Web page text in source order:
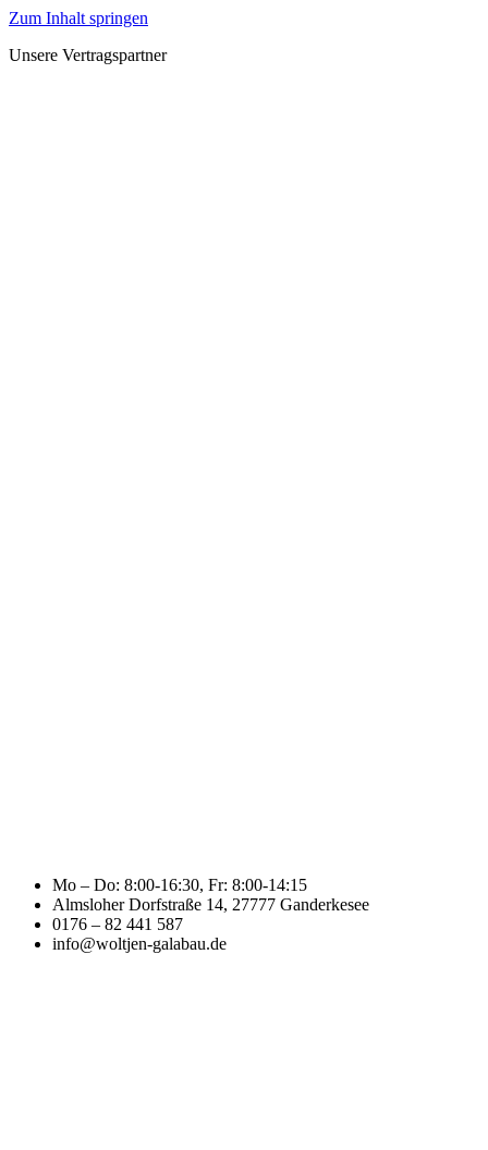
Zum Inhalt springen
Unsere Vertragspartner
Mo – Do: 8:00-16:30, Fr: 8:00-14:15
Almsloher Dorfstraße 14, 27777 Ganderkesee
0176 – 82 441 587
info@woltjen-galabau.de